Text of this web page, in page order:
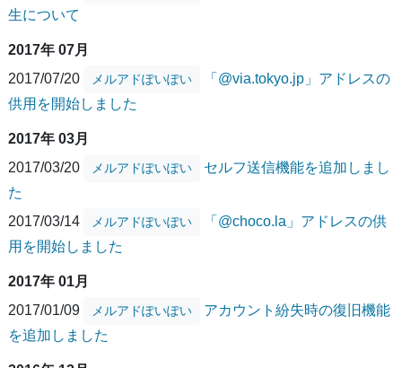
生について
2017年 07月
2017/07/20
メルアドぽいぽい
「@via.tokyo.jp」アドレスの
供用を開始しました
2017年 03月
2017/03/20
メルアドぽいぽい
セルフ送信機能を追加しまし
た
2017/03/14
メルアドぽいぽい
「@choco.la」アドレスの供
用を開始しました
2017年 01月
2017/01/09
メルアドぽいぽい
アカウント紛失時の復旧機能
を追加しました